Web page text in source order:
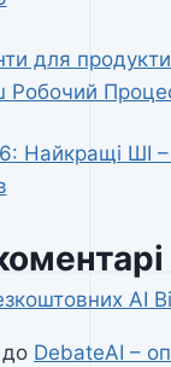
для
Робочий
Найкращі ШІ
AI
до DebateAI –